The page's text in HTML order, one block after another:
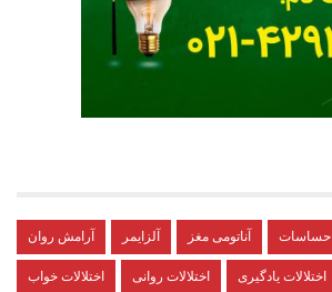
آرامش روان آلزایمر آناتومی مغز احساسات
اختلالات خواب اختلالات روانی اختلالات یادگیری